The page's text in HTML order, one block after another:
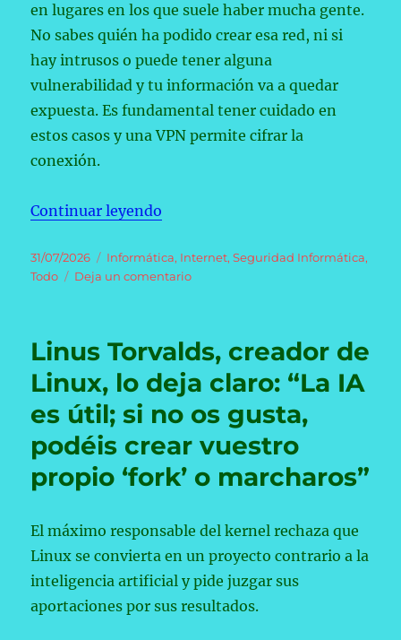
en lugares en los que suele haber mucha gente.
No sabes quién ha podido crear esa red, ni si
hay intrusos o puede tener alguna
vulnerabilidad y tu información va a quedar
expuesta. Es fundamental tener cuidado en
estos casos y una VPN permite cifrar la
conexión.
Continuar leyendo
Publicado
el
31/07/2026 Categorías
Informática, Internet,Seguridad Informática,
Todo
Deja un comentarioen
nunca
deberías
conectarte
a
Internet
sin
instalada
Linus Torvalds, creador de
Linux, lo deja claro: “La IA
es útil; si no os gusta,
podéis crear vuestro
propio ‘fork’ o marcharos”
El máximo responsable del kernel rechaza que
Linux se convierta en un proyecto contrario a la
inteligencia artificial y pide juzgar sus
aportaciones por sus resultados.